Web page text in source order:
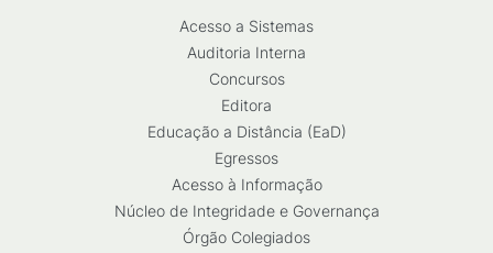
Acesso a Sistemas
Auditoria Interna
Concursos
Editora
Educação a Distância (EaD)
Egressos
Acesso à Informação
Núcleo de Integridade e Governança
Órgão Colegiados